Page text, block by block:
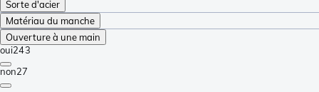
Sorte d'acier
Matériau du manche
Ouverture à une main
oui243
non27